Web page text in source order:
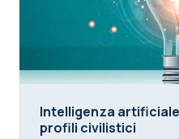
Intelligenza
Intelligenza
profili civilistici